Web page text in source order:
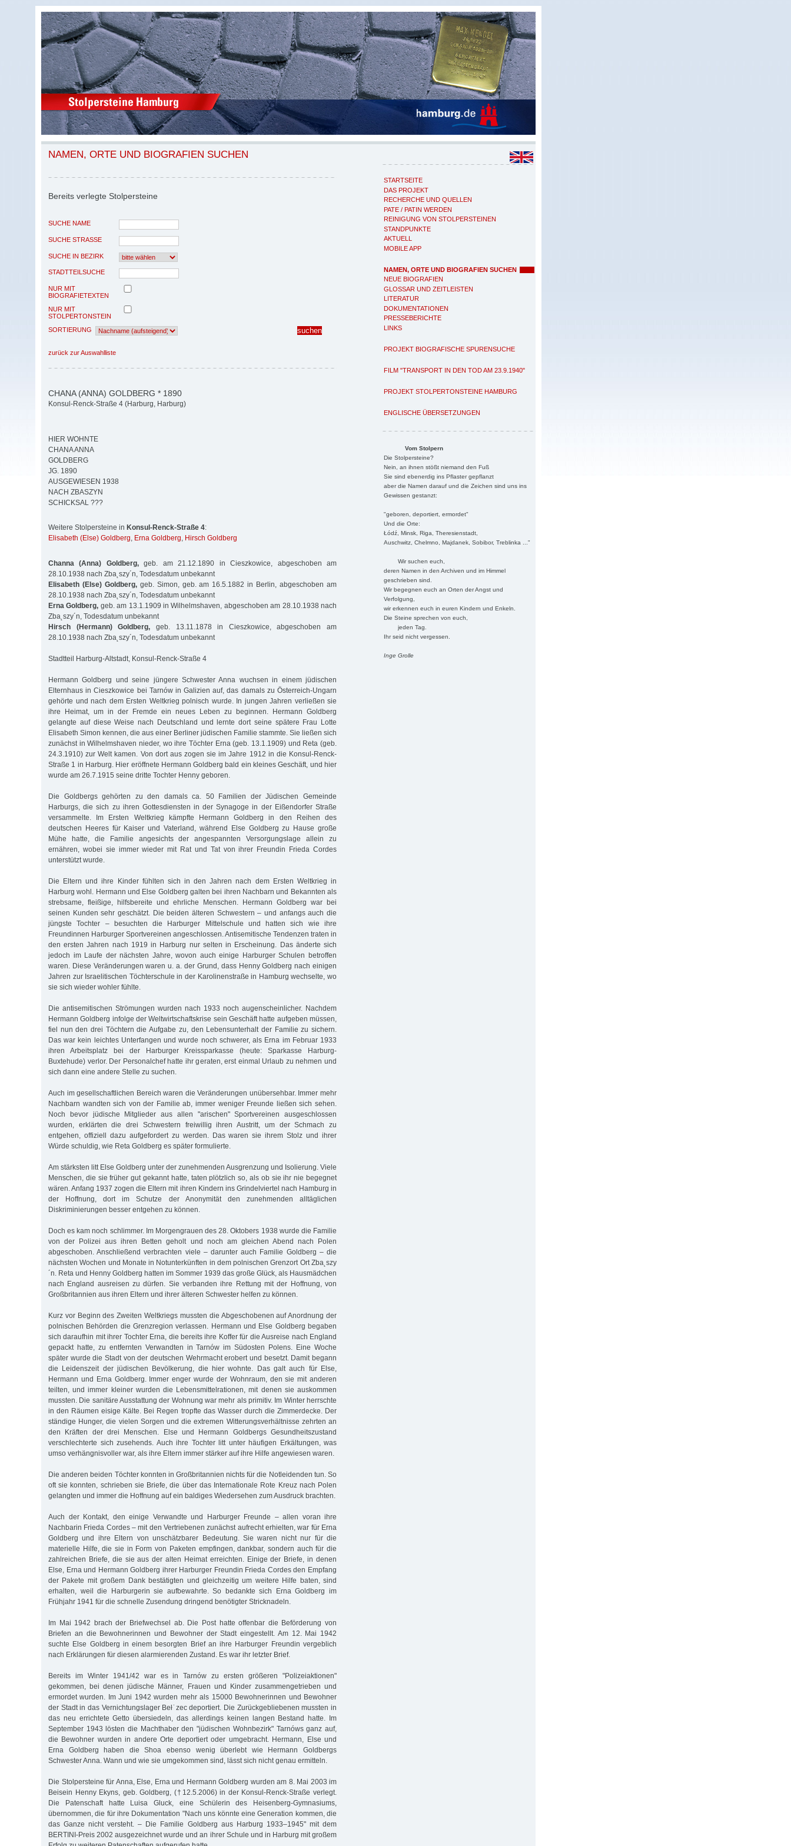
STARTSEITE
DAS PROJEKT
RECHERCHE UND QUELLEN
PATE / PATIN WERDEN
REINIGUNG VON STOLPERSTEINEN
STANDPUNKTE
AKTUELL
MOBILE APP
NAMEN, ORTE UND BIOGRAFIEN SUCHEN
NEUE BIOGRAFIEN
GLOSSAR UND ZEITLEISTEN
LITERATUR
DOKUMENTATIONEN
PRESSEBERICHTE
LINKS
PROJEKT BIOGRAFISCHE SPURENSUCHE
FILM "TRANSPORT IN DEN TOD AM 23.9.1940"
PROJEKT STOLPERTONSTEINE HAMBURG
ENGLISCHE ÜBERSETZUNGEN
Vom Stolpern
Die Stolpersteine?
Nein, an ihnen stößt niemand den Fuß
Sie sind ebenerdig ins Pflaster gepflanzt
aber die Namen darauf und die Zeichen sind uns ins
Gewissen gestanzt:
"geboren, deportiert, ermordet"
Und die Orte:
Łódź, Minsk, Riga, Theresienstadt,
Auschwitz, Chelmno, Majdanek, Sobibor, Treblinka ..."
Wir suchen euch,
deren Namen in den Archiven und im Himmel
geschrieben sind.
Wir begegnen euch an Orten der Angst und
Verfolgung,
wir erkennen euch in euren Kindern und Enkeln.
Die Steine sprechen von euch,
jeden Tag.
Ihr seid nicht vergessen.
Inge Grolle
NAMEN, ORTE UND BIOGRAFIEN SUCHEN
Bereits verlegte Stolpersteine
SUCHE NAME
SUCHE STRASSE
SUCHE IN BEZIRK
STADTTEILSUCHE
NUR MIT
BIOGRAFIETEXTEN
NUR MIT
STOLPERTONSTEIN
SORTIERUNG
zurück zur Auswahlliste
CHANA (ANNA) GOLDBERG * 1890
Konsul-Renck-Straße 4 (Harburg, Harburg)
HIER WOHNTE
CHANA ANNA
GOLDBERG
JG. 1890
AUSGEWIESEN 1938
NACH ZBASZYN
SCHICKSAL ???
Weitere Stolpersteine in Konsul-Renck-Straße 4:
Elisabeth (Else) Goldberg, Erna Goldberg, Hirsch Goldberg
Channa (Anna) Goldberg,geb. am 21.12.1890 in Cieszkowice, abgeschoben am
28.10.1938 nach Zba˛szy´n, Todesdatum unbekannt
Elisabeth (Else) Goldberg,geb. Simon, geb. am 16.5.1882 in Berlin, abgeschoben am
28.10.1938 nach Zba˛szy´n, Todesdatum unbekannt
Erna Goldberg, geb. am 13.1.1909 in Wilhelmshaven, abgeschoben am 28.10.1938 nach
Zba˛szy´n, Todesdatum unbekannt
Hirsch (Hermann) Goldberg, geb. 13.11.1878 in Cieszkowice, abgeschoben am
28.10.1938 nach Zba˛szy´n, Todesdatum unbekannt
Stadtteil Harburg-Altstadt, Konsul-Renck-Straße 4
Hermann Goldberg und seine jüngere Schwester Anna wuchsen in einem jüdischen
Elternhaus in Cieszkowice bei Tarnów in Galizien auf, das damals zu Österreich-Ungarn
gehörte und nach dem Ersten Weltkrieg polnisch wurde. In jungen Jahren verließen sie
ihre Heimat, um in der Fremde ein neues Leben zu beginnen. Hermann Goldberg
gelangte auf diese Weise nach Deutschland und lernte dort seine spätere Frau Lotte
Elisabeth Simon kennen, die aus einer Berliner jüdischen Familie stammte. Sie ließen sich
zunächst in Wilhelmshaven nieder, wo ihre Töchter Erna (geb. 13.1.1909) und Reta (geb.
24.3.1910) zur Welt kamen. Von dort aus zogen sie im Jahre 1912 in die Konsul-Renck-
Straße 1 in Harburg. Hier eröffnete Hermann Goldberg bald ein kleines Geschäft, und hier
wurde am 26.7.1915 seine dritte Tochter Henny geboren.
Die Goldbergs gehörten zu den damals ca. 50 Familien der Jüdischen Gemeinde
Harburgs, die sich zu ihren Gottesdiensten in der Synagoge in der Eißendorfer Straße
versammelte. Im Ersten Weltkrieg kämpfte Hermann Goldberg in den Reihen des
deutschen Heeres für Kaiser und Vaterland, während Else Goldberg zu Hause große
Mühe hatte, die Familie angesichts der angespannten Versorgungslage allein zu
ernähren, wobei sie immer wieder mit Rat und Tat von ihrer Freundin Frieda Cordes
unterstützt wurde.
Die Eltern und ihre Kinder fühlten sich in den Jahren nach dem Ersten Weltkrieg in
Harburg wohl. Hermann und Else Goldberg galten bei ihren Nachbarn und Bekannten als
strebsame, fleißige, hilfsbereite und ehrliche Menschen. Hermann Goldberg war bei
seinen Kunden sehr geschätzt. Die beiden älteren Schwestern – und anfangs auch die
jüngste Tochter – besuchten die Harburger Mittelschule und hatten sich wie ihre
Freundinnen Harburger Sportvereinen angeschlossen. Antisemitische Tendenzen traten in
den ersten Jahren nach 1919 in Harburg nur selten in Erscheinung. Das änderte sich
jedoch im Laufe der nächsten Jahre, wovon auch einige Harburger Schulen betroffen
waren. Diese Veränderungen waren u. a. der Grund, dass Henny Goldberg nach einigen
Jahren zur Israelitischen Töchterschule in der Karolinenstraße in Hamburg wechselte, wo
sie sich wieder wohler fühlte.
Die antisemitischen Strömungen wurden nach 1933 noch augenscheinlicher. Nachdem
Hermann Goldberg infolge der Weltwirtschaftskrise sein Geschäft hatte aufgeben müssen,
fiel nun den drei Töchtern die Aufgabe zu, den Lebensunterhalt der Familie zu sichern.
Das war kein leichtes Unterfangen und wurde noch schwerer, als Erna im Februar 1933
ihren Arbeitsplatz bei der Harburger Kreissparkasse (heute: Sparkasse Harburg-
Buxtehude) verlor. Der Personalchef hatte ihr geraten, erst einmal Urlaub zu nehmen und
sich dann eine andere Stelle zu suchen.
Auch im gesellschaftlichen Bereich waren die Veränderungen unübersehbar. Immer mehr
Nachbarn wandten sich von der Familie ab, immer weniger Freunde ließen sich sehen.
Noch bevor jüdische Mitglieder aus allen "arischen" Sportvereinen ausgeschlossen
wurden, erklärten die drei Schwestern freiwillig ihren Austritt, um der Schmach zu
entgehen, offiziell dazu aufgefordert zu werden. Das waren sie ihrem Stolz und ihrer
Würde schuldig, wie Reta Goldberg es später formulierte.
Am stärksten litt Else Goldberg unter der zunehmenden Ausgrenzung und Isolierung. Viele
Menschen, die sie früher gut gekannt hatte, taten plötzlich so, als ob sie ihr nie begegnet
wären. Anfang 1937 zogen die Eltern mit ihren Kindern ins Grindelviertel nach Hamburg in
der Hoffnung, dort im Schutze der Anonymität den zunehmenden alltäglichen
Diskriminierungen besser entgehen zu können.
Doch es kam noch schlimmer. Im Morgengrauen des 28. Oktobers 1938 wurde die Familie
von der Polizei aus ihren Betten geholt und noch am gleichen Abend nach Polen
abgeschoben. Anschließend verbrachten viele – darunter auch Familie Goldberg – die
nächsten Wochen und Monate in Notunterkünften in dem polnischen Grenzort Ort Zba˛szy
´n. Reta und Henny Goldberg hatten im Sommer 1939 das große Glück, als Hausmädchen
nach England ausreisen zu dürfen. Sie verbanden ihre Rettung mit der Hoffnung, von
Großbritannien aus ihren Eltern und ihrer älteren Schwester helfen zu können.
Kurz vor Beginn des Zweiten Weltkriegs mussten die Abgeschobenen auf Anordnung der
polnischen Behörden die Grenzregion verlassen. Hermann und Else Goldberg begaben
sich daraufhin mit ihrer Tochter Erna, die bereits ihre Koffer für die Ausreise nach England
gepackt hatte, zu entfernten Verwandten in Tarnów im Südosten Polens. Eine Woche
später wurde die Stadt von der deutschen Wehrmacht erobert und besetzt. Damit begann
die Leidenszeit der jüdischen Bevölkerung, die hier wohnte. Das galt auch für Else,
Hermann und Erna Goldberg. Immer enger wurde der Wohnraum, den sie mit anderen
teilten, und immer kleiner wurden die Lebensmittelrationen, mit denen sie auskommen
mussten. Die sanitäre Aus­stattung der Wohnung war mehr als primitiv. Im Winter herrschte
in den Räumen eisige Kälte. Bei Regen tropfte das Wasser durch die Zimmerdecke. Der
ständige Hunger, die vielen Sorgen und die extremen Witterungsverhältnisse zehrten an
den Kräften der drei Menschen. Else und Hermann Goldbergs Gesundheitszustand
verschlechterte sich zusehends. Auch ihre Tochter litt unter häufigen Erkältungen, was
umso verhängnisvoller war, als ihre Eltern immer stärker auf ihre Hilfe angewiesen waren.
Die anderen beiden Töchter konnten in Großbritannien nichts für die Notleidenden tun. So
oft sie konnten, schrieben sie Briefe, die über das Internationale Rote Kreuz nach Polen
gelangten und immer die Hoffnung auf ein baldiges Wiedersehen zum Ausdruck brachten.
Auch der Kontakt, den einige Verwandte und Harburger Freunde – allen voran ihre
Nachbarin Frieda Cordes – mit den Vertriebenen zunächst aufrecht erhielten, war für Erna
Goldberg und ihre Eltern von unschätzbarer Bedeutung. Sie waren nicht nur für die
materielle Hilfe, die sie in Form von Paketen empfingen, dankbar, sondern auch für die
zahlreichen Briefe, die sie aus der alten Heimat erreichten. Einige der Briefe, in denen
Else, Erna und Hermann Goldberg ihrer Harburger Freundin Frieda Cordes den Empfang
der Pakete mit großem Dank bestätigten und gleichzeitig um weitere Hilfe baten, sind
erhalten, weil die Harburgerin sie aufbewahrte. So bedankte sich Erna Goldberg im
Frühjahr 1941 für die schnelle Zusendung dringend benötigter Stricknadeln.
Im Mai 1942 brach der Briefwechsel ab. Die Post hatte offenbar die Beförderung von
Briefen an die Bewohnerinnen und Bewohner der Stadt eingestellt. Am 12. Mai 1942
suchte Else Goldberg in einem besorgten Brief an ihre Harburger Freundin ver­geblich
nach Erklärungen für diesen alarmierenden Zustand. Es war ihr letzter Brief.
Bereits im Winter 1941/42 war es in Tar­nów zu ersten größeren "Polizeiaktionen"
gekommen, bei denen jüdische Männer, Frauen und Kinder zusammengetrieben und
ermordet wurden. Im Juni 1942 wurden mehr als 15000 Bewohnerinnen und Bewohner
der Stadt in das Vernichtungslager Beł˙zec deportiert. Die Zurückgebliebenen mussten in
das neu errichtete Getto übersiedeln, das allerdings keinen langen Bestand hatte. Im
September 1943 lösten die Machthaber den "jüdischen Wohnbezirk" Tarnóws ganz auf,
die Bewohner wurden in andere Orte deportiert oder umgebracht. Hermann, Else und
Erna Goldberg haben die Shoa ebenso wenig überlebt wie Hermann Goldbergs
Schwester Anna. Wann und wie sie umgekommen sind, lässt sich nicht genau ermitteln.
Die Stolpersteine für Anna, Else, Erna und Hermann Goldberg wurden am 8. Mai 2003 im
Beisein Henny Ekyns, geb. Goldberg, (†12.5.2006) in der Konsul-Renck-Straße verlegt.
Die Patenschaft hatte Luisa Gluck, eine Schüle­rin des Heisenberg-Gymnasiums,
übernommen, die für ihre Dokumentation "Nach uns könnte eine Generation kommen, die
das Ganze nicht versteht. – Die Familie Goldberg aus Harburg 1933–1945" mit dem
BERTINI-Preis 2002 ausgezeichnet wurde und an ihrer Schule und in Harburg mit großem